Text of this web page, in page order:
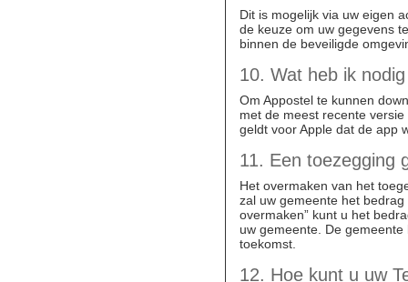
Dit is mogelijk via uw eigen
de keuze om uw gegevens
binnen de beveiligde
10. Wat heb ik
Om Appostel te kunnen
met de meest recente
geldt voor Apple dat de app
11. Een toezegging
Het overmaken van het
zal uw gemeente het
overmaken” kunt u het
uw gemeente. De
toekomst.
12. Hoe kunt u uw